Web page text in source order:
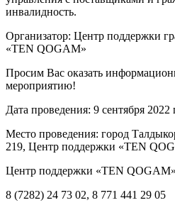
инвалидность.
Организатор: Центр поддержки
«TEN QOGAM»
Просим Вас оказать
мероприятию!
Дата проведения: 9 сентября 2022
Место проведения: город
219, Центр поддержки «TEN
Центр поддержки «TEN QOGAM»
8 (7282) 24 73 02, 8 771 441 29 05